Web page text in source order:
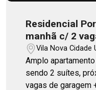
Residencial
manhã c/ 2
Vila Nova Cidade
Amplo
sendo 2 suítes,
vagas de garagem